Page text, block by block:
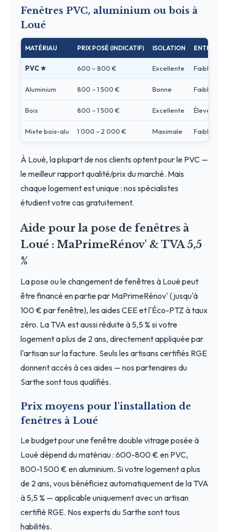
Fenêtres PVC, aluminium ou bois à
Loué
MATÉRIAU PRIX POSÉ (INDICATIF) ISOLATION ENTRETIEN
PVC ★ 600 – 800 € Excellente Faible
Aluminium 800 – 1 500 € Bonne Faible
Bois 800 – 1 500 € Excellente Élevé
Mixte bois-alu 1 000 – 2 000 € Maximale Faible
À Loué, la plupart de nos clients optent pour le PVC —
le meilleur rapport qualité/prix du marché. Mais
chaque logement est unique : nos spécialistes
étudient votre cas gratuitement.
Aide pour la pose de fenêtres à
Loué : MaPrimeRénov' & TVA 5,5
%
La pose ou le changement de fenêtres à Loué peut
être financé en partie par MaPrimeRénov' (jusqu'à
100 € par fenêtre), les aides CEE et l'Éco-PTZ à taux
zéro. La TVA est aussi réduite à 5,5 % si votre
logement a plus de 2 ans, directement appliquée par
l'artisan sur la facture. Seuls les artisans certifiés RGE
donnent accès à ces aides — nos partenaires du
Sarthe sont tous qualifiés.
Prix moyens pour l'installation de
fenêtres à Loué
Le budget pour une fenêtre double vitrage posée à
Loué dépend du matériau : 600-800 € en PVC,
800-1 500 € en aluminium. Si votre logement a plus
de 2 ans, vous bénéficiez automatiquement de la TVA
à 5,5 % — applicable uniquement avec un artisan
certifié RGE. Nos experts du Sarthe sont tous
habilités.